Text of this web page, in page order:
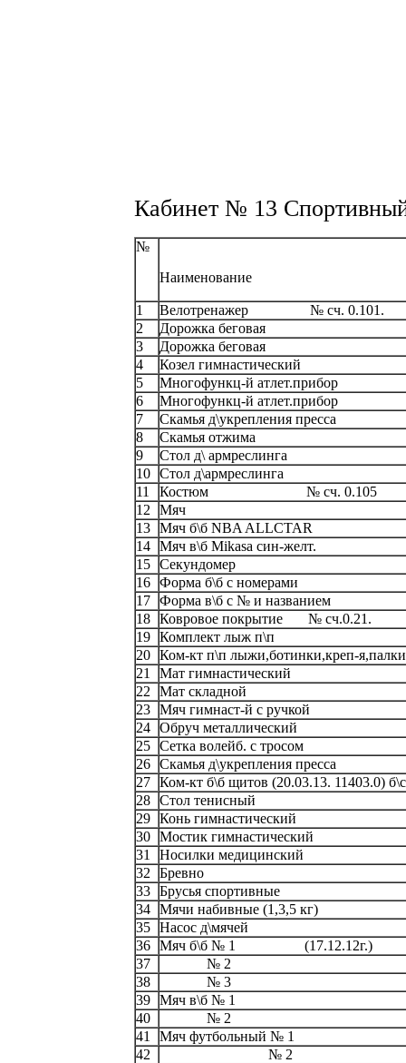
Кабинет № 13
№
Наименование
1
Велотренажер № сч. 0.101.
2
Дорожка беговая
3
Дорожка беговая
4
Козел гимнастический
5
Многофункц-й атлет.прибор
6
Многофункц-й атлет.прибор
7
Скамья д\укрепления пресса
8
Скамья отжима
9
Стол д\ армреслинга
10 Стол д\армреслинга
11
Костюм № сч. 0.105
12
Мяч
13 Мяч б\б NBA ALLCTAR
14 Мяч в\б Mikasa син-желт.
15 Секундомер
16 Форма б\б с номерами
17 Форма в\б с № и названием
18 Ковровое покрытие № сч.0.21.
19 Комплект лыж п\п
20 Ком-кт п\п лыжи,ботинки,креп-я,палки
21
Мат гимнастический
22
Мат складной
23 Мяч гимнаст-й с ручкой
24 Обруч металлический
25 Сетка волейб. с тросом
26 Скамья д\укрепления пресса
27 Ком-кт б\б щитов (20.03.13. 11403.0) б\с
28 Стол тенисный
29 Конь гимнастический
30 Мостик гимнастический
31
Носилки медицинский
32
Бревно
33 Брусья спортивные
34 Мячи набивные (1,3,5 кг)
35 Насос д\мячей
36 Мяч б\б № 1 (17.12.12г.)
37
№ 2
38
№ 3
39 Мяч в\б № 1
40
№ 2
41
Мяч футбольный № 1
42
№ 2